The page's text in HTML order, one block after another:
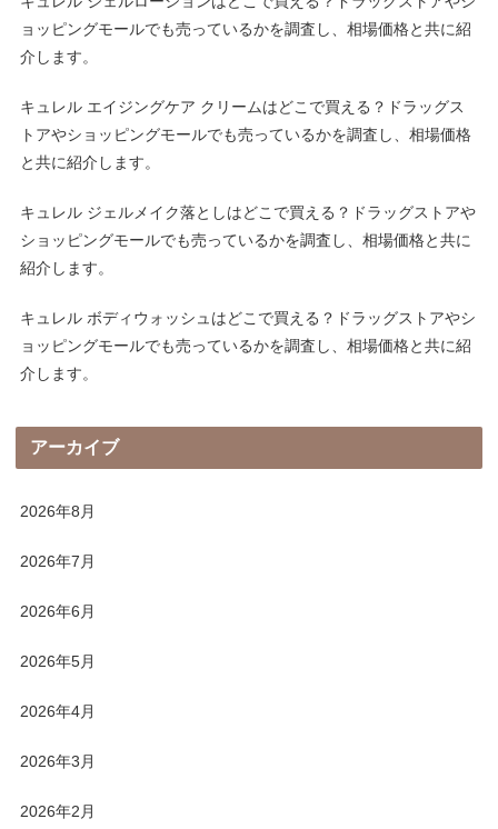
ョッピングモールでも売っているかを調査し、相場価格と共に紹
介します。
キュレル エイジングケア クリームはどこで買える？ドラッグス
トアやショッピングモールでも売っているかを調査し、相場価格
と共に紹介します。
キュレル ジェルメイク落としはどこで買える？ドラッグストアや
ショッピングモールでも売っているかを調査し、相場価格と共に
紹介します。
キュレル ボディウォッシュはどこで買える？ドラッグストアやシ
ョッピングモールでも売っているかを調査し、相場価格と共に紹
介します。
アーカイブ
2026年8月
2026年7月
2026年6月
2026年5月
2026年4月
2026年3月
2026年2月